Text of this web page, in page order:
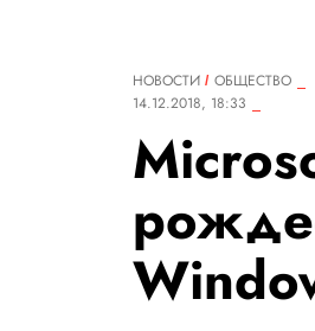
НОВОСТИ
ОБЩЕСТВО
14.12.2018, 18:33